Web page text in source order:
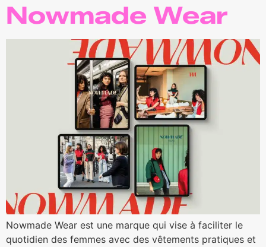
Nowmade Wear
Nowmade Wear est une marque qui vise à faciliter le
quotidien des femmes avec des vêtements pratiques et